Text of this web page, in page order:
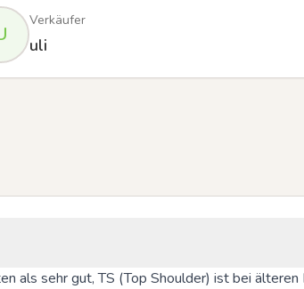
Verkäufer
uli
als sehr gut, TS (Top Shoulder) ist bei